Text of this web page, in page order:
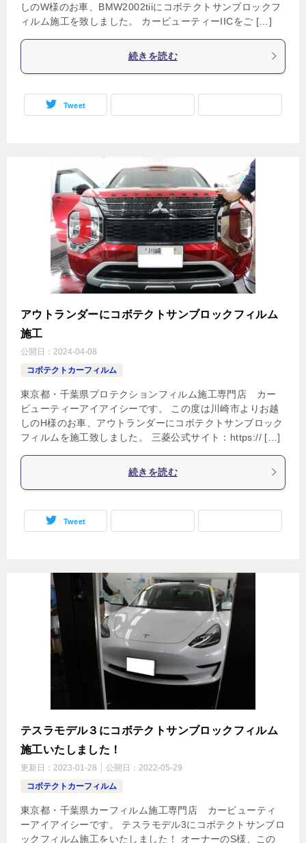
しのW様のお車、BMW2002tiiにコボテクトサンブロックフ
ィルム施工を致しました。 カービューティーIICをご […]
続きを読む
Tweet
アウトランダーにコボテクトサンブロックフィルム
施工
公開日： 2024-04-08
コボテクトカーフィルム
東京都・千葉県プロテクションフィルム施工専門店 カー
ビューティーアイアイシーです。 この度は川崎市よりお越
しのH様のお車、アウトランダーにコボテクトサンブロック
フィルムを施工致しました。 三菱公式サイト：https:// […]
続きを読む
Tweet
テスラモデル３にコボテクトサンブロックフィルム
施工いたしました！
更新日： 2023-01-28 公開日： 2022-05-29
コボテクトカーフィルム
東京都・千葉県カーフィルム施工専門店 カービューティ
ーアイアイシーです。 テスラモデル3にコボテクトサンブロ
ックフィルム施工をいたしました！ オーナーのS様、この